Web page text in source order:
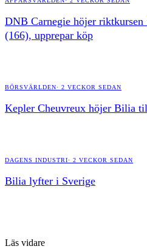
DNB Carnegie höjer
(166), upprepar köp
BÖRSVÄRLDEN· 2 VECKOR SEDAN
Kepler Cheuvreux höjer Bilia
DAGENS INDUSTRI· 2 VECKOR SEDAN
Bilia lyfter i Sverige
Läs vidare